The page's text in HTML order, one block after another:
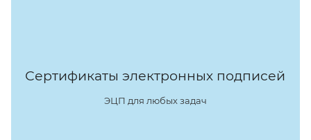
Сертификаты электронных подписей
ЭЦП для любых задач